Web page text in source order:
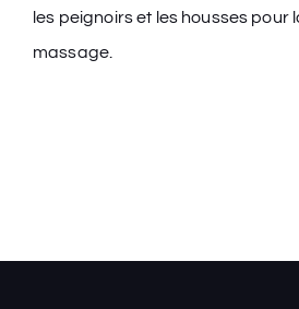
les peignoirs et les housses pour
massage.